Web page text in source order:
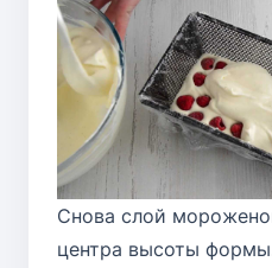
Снова слой
центра высоты